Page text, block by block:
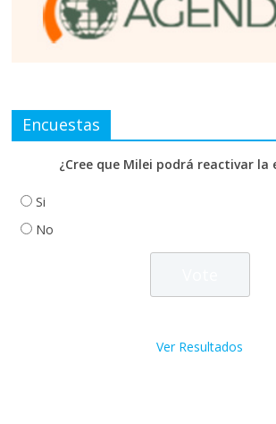
Encuestas
¿Cree que Milei podrá reactivar la
Si
No
Ver Resultados